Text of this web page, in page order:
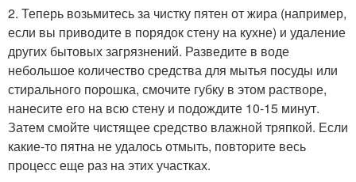
2. Теперь возьмитесь за чистку пятен от жира (например,
если вы приводите в порядок стену на кухне) и удаление
других бытовых загрязнений. Разведите в воде
небольшое количество средства для мытья посуды или
стирального порошка, смочите губку в этом растворе,
нанесите его на всю стену и подождите 10-15 минут.
Затем смойте чистящее средство влажной тряпкой. Если
какие-то пятна не удалось отмыть, повторите весь
процесс еще раз на этих участках.